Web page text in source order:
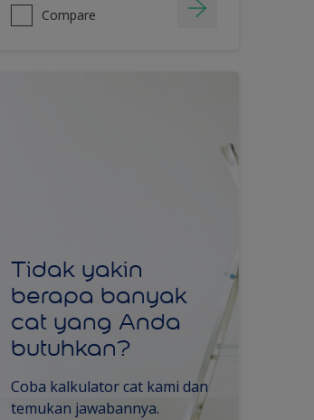
Compare
Tidak yakin
berapa banyak
cat yang Anda
butuhkan?
Coba kalkulator cat kami dan
temukan jawabannya.